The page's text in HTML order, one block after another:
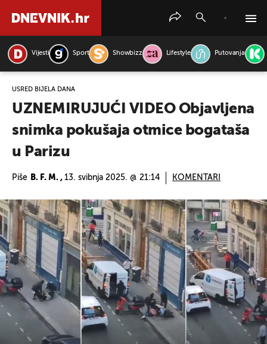
Vijesti Sport Showbizz Lifestyle Putovanja
USRED BIJELA DANA
UZNEMIRUJUĆI VIDEO Objavljena
snimka pokušaja otmice bogataša
u Parizu
Piše B. F. M. , 13. svibnja 2025. @ 21:14 KOMENTARI
PRETRAŽITE VIJESTI